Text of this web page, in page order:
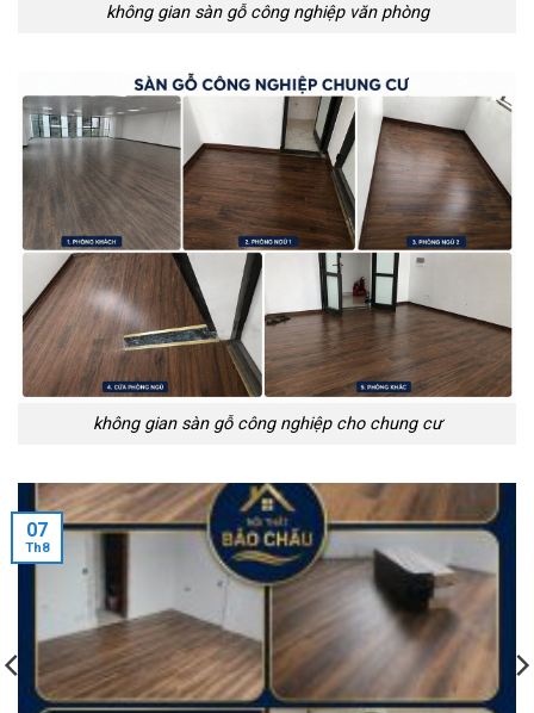
không gian sàn gỗ công nghiệp văn phòng
không gian sàn gỗ công nghiệp cho chung cư
07
Th8